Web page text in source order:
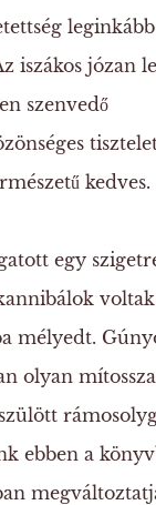
leginkább
iszákos józan
szenvedő
kedves.
egy
mélyedt.
olyan
ebben a